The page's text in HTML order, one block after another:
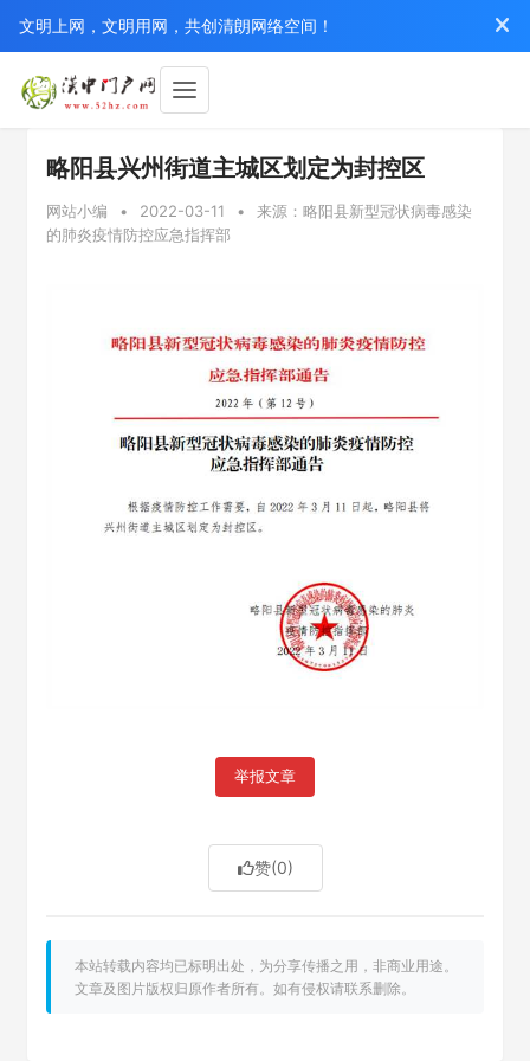
文明上网，文明用网，共创清朗网络空间！
略阳县兴州街道主城区划定为封控区
网站小编 • 2022-03-11 •
来源：略阳县新型冠状病毒感染
的肺炎疫情防控应急指挥部
举报文章
赞(0)
本站转载内容均已标明出处，为分享传播之用，非商业用途。
文章及图片版权归原作者所有。如有侵权请联系删除。